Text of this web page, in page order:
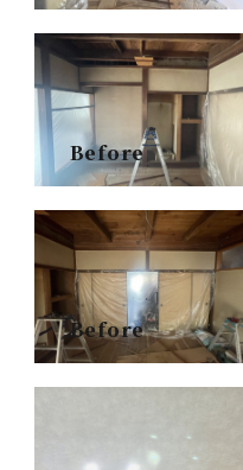
Before
Before